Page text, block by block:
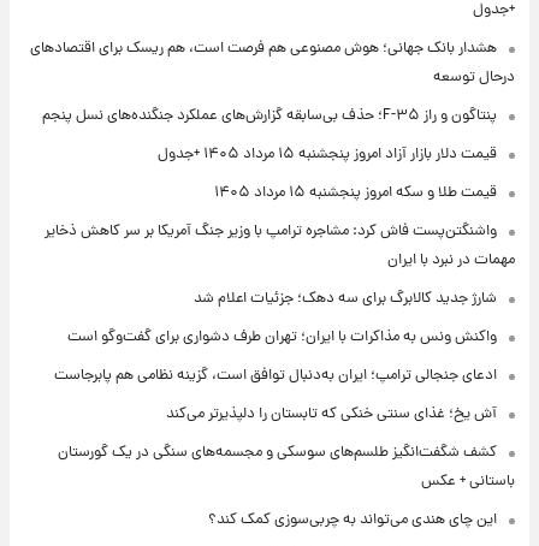
+جدول
هشدار بانک جهانی؛ هوش مصنوعی هم فرصت است، هم ریسک برای اقتصادهای
درحال توسعه
پنتاگون و راز F-۳۵؛ حذف بی‌سابقه گزارش‌های عملکرد جنگنده‌های نسل پنجم
قیمت دلار بازار آزاد امروز پنجشنبه ۱۵ مرداد ۱۴۰۵ +جدول
قیمت طلا و سکه امروز پنجشنبه ۱۵ مرداد ۱۴۰۵
واشنگتن‌پست فاش کرد: مشاجره ترامپ با وزیر جنگ آمریکا بر سر کاهش ذخایر
مهمات در نبرد با ایران
شارژ جدید کالابرگ برای سه دهک؛ جزئیات اعلام شد
واکنش ونس به مذاکرات با ایران؛ تهران طرف دشواری برای گفت‌وگو است
ادعای جنجالی ترامپ؛ ایران به‌دنبال توافق است، گزینه نظامی هم پابرجاست
آش یخ؛ غذای سنتی خنکی که تابستان را دلپذیرتر می‌کند
کشف شگفت‌انگیز طلسم‌های سوسکی و مجسمه‌های سنگی در یک گورستان
باستانی + عکس
این چای هندی می‌تواند به چربی‌سوزی کمک کند؟